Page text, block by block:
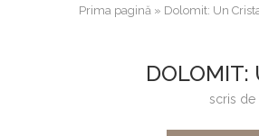
Prima pagină » Dolomit: Un
DOLOMIT:
scris de